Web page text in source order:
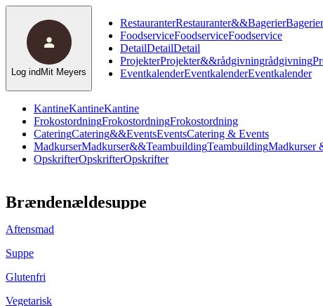
KantineKantineKantine
FrokostordningFrokostordningFrokostordning
CateringCatering&&EventsEventsCatering & Events
MadkurserMadkurser&&TeambuildingTeambuildingMadkurser
OpskrifterOpskrifterOpskrifter
RestauranterRestauranter&&BagerierBagerier
FoodserviceFoodserviceFoodservice
DetailDetailDetail
ProjekterProjekter&&rådgivningrådgivning
EventkalenderEventkalenderEventkalender
Log ind Mit Meyers
Brændenældesuppe
Aftensmad
Suppe
Glutenfri
Vegetarisk